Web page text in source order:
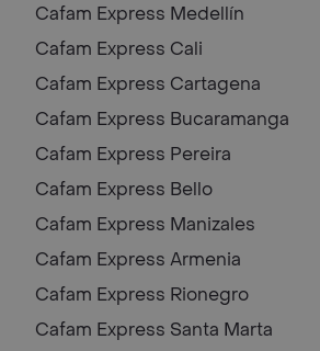
Cafam Express Medellín
Cafam Express Cali
Cafam Express Cartagena
Cafam Express Bucaramanga
Cafam Express Pereira
Cafam Express Bello
Cafam Express Manizales
Cafam Express Armenia
Cafam Express Rionegro
Cafam Express Santa Marta